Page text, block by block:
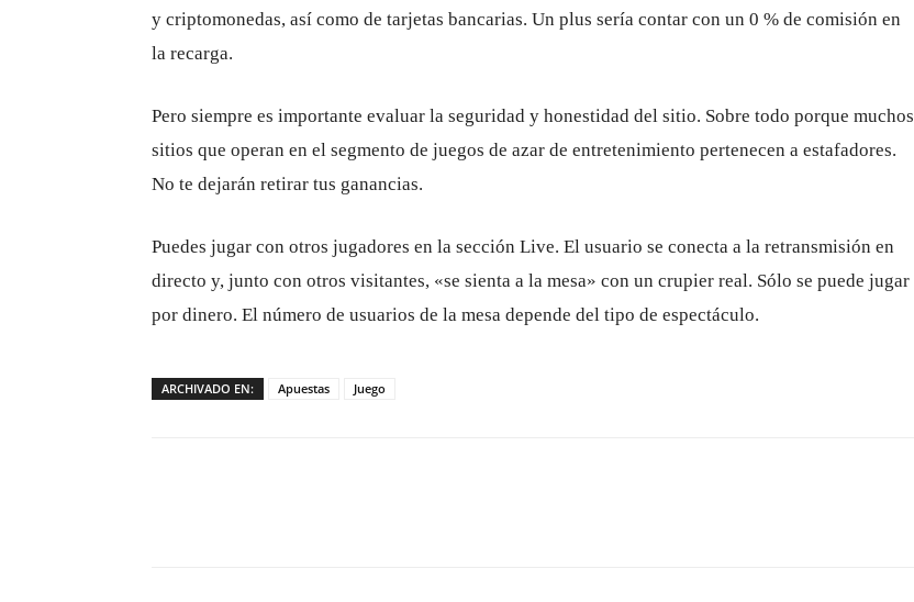
y criptomonedas, así como de tarjetas bancarias. Un plus sería contar con un 0 % de comisión en
la recarga.
Pero siempre es importante evaluar la seguridad y honestidad del sitio. Sobre todo porque muchos
sitios que operan en el segmento de juegos de azar de entretenimiento pertenecen a estafadores.
No te dejarán retirar tus ganancias.
Puedes jugar con otros jugadores en la sección Live. El usuario se conecta a la retransmisión en
directo y, junto con otros visitantes, «se sienta a la mesa» con un crupier real. Sólo se puede jugar
por dinero. El número de usuarios de la mesa depende del tipo de espectáculo.
ARCHIVADO EN: Apuestas Juego